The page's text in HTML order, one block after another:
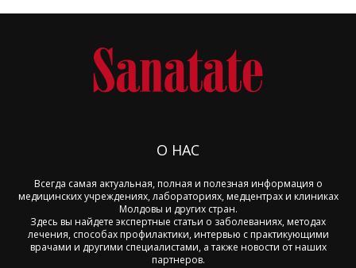
О НАС
Всегда самая актуальная, полная и полезная информация о
медицинских учреждениях, лабораториях, медцентрах и клиниках
Молдовы и других стран.
Здесь вы найдете экспертные статьи о заболеваниях, методах
лечения, способах профилактики, интервью с практикующими
врачами и другими специалистами, а также новости от наших
партнеров.